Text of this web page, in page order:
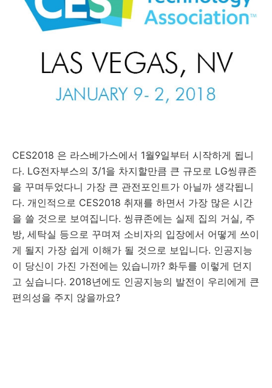
CES2018 은 라스베가스에서 1월9일부터 시작하게 됩니
다. LG전자부스의 3/1을 차지할만큼 큰 규모로 LG씽큐존
을 꾸며두었다니 가장 큰 관전포인트가 아닐까 생각됩니
다. 개인적으로 CES2018 취재를 하면서 가장 많은 시간
을 쓸 것으로 보여집니다. 씽큐존에는 실제 집의 거실, 주
방, 세탁실 등으로 꾸며져 소비자의 입장에서 어떻게 쓰이
게 될지 가장 쉽게 이해가 될 것으로 보입니다. 인공지능
이 당신이 가진 가전에는 있습니까? 화두를 이렇게 던지
고 싶습니다. 2018년에도 인공지능의 발전이 우리에게 큰
편의성을 주지 않을까요?